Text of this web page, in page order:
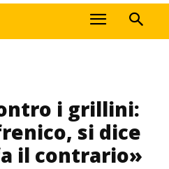
i grillini:
si dice
il contrario»